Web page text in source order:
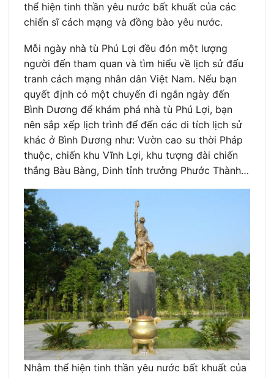
thể hiện tinh thần yêu nước bất khuất của các
chiến sĩ cách mạng và đồng bào yêu nước.
Mỗi ngày nhà tù Phú Lợi đều đón một lượng
người đến tham quan và tìm hiểu về lịch sử đấu
tranh cách mạng nhân dân Việt Nam. Nếu bạn
quyết định có một chuyến đi ngắn ngày đến
Bình Dương để khám phá nhà tù Phú Lợi, bạn
nên sắp xếp lịch trình để đến các di tích lịch sử
khác ở Bình Dương như: Vườn cao su thời Pháp
thuộc, chiến khu Vĩnh Lợi, khu tượng đài chiến
thắng Bàu Bàng, Dinh tỉnh trưởng Phước Thành…
Nhằm thể hiện tinh thần yêu nước bất khuất của